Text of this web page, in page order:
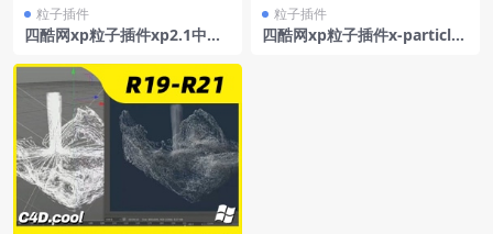
粒子插件
四酷网xp粒子插件xp2.1中文
文版【帮助文档已中文汉化翻
译】支持Win/MacR16-R19
粒子插件
四酷网xp粒子插件x-particles